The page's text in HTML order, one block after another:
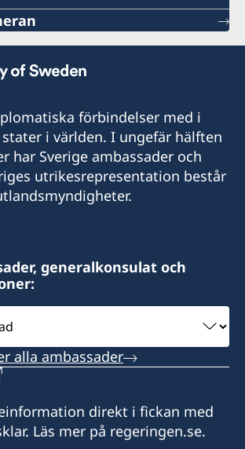
förbindelser med i
i världen. I ungefär hälften
har Sverige ambassader och
utrikesrepresentation består
generalkonsulat och
alla ambassader
direkt i fickan med
Läs mer på regeringen.se.